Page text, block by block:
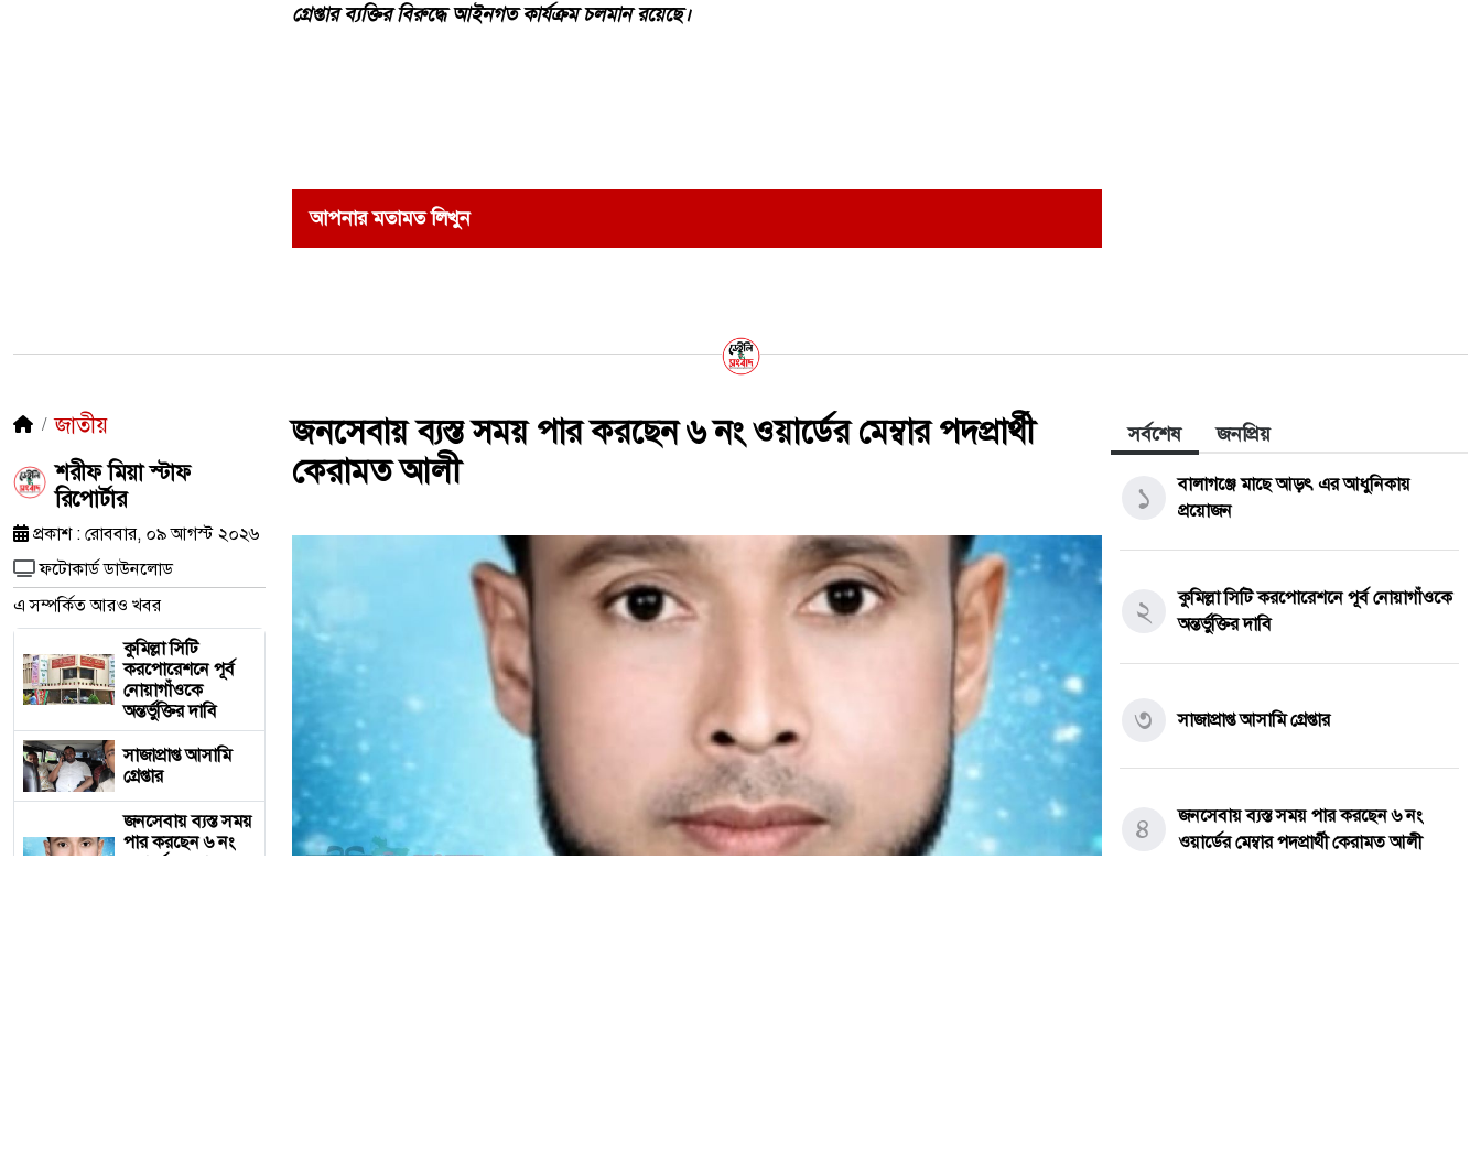
গ্রেপ্তার ব্যক্তির বিরুদ্ধে আইনগত কার্যক্রম চলমান রয়েছে।
আপনার মতামত লিখুন
জাতীয়
শরীফ মিয়া স্টাফ
রিপোর্টার
প্রকাশ : রোববার, ০৯ আগস্ট ২০২৬
ফটোকার্ড ডাউনলোড
এ সম্পর্কিত আরও খবর
কুমিল্লা সিটি
করপোরেশনে পূর্ব
নোয়াগাঁওকে
অন্তর্ভুক্তির দাবি
সাজাপ্রাপ্ত আসামি
গ্রেপ্তার
জনসেবায় ব্যস্ত সময়
পার করছেন ৬ নং
ওয়ার্ডের মেম্বার
জনসেবায় ব্যস্ত সময় পার করছেন ৬ নং ওয়ার্ডের মেম্বার পদপ্রার্থী
কেরামত আলী
সর্বশেষ জনপ্রিয়
১
বালাগঞ্জে মাছে আড়ৎ এর আধুনিকায়
প্রয়োজন
২
কুমিল্লা সিটি করপোরেশনে পূর্ব নোয়াগাঁওকে
অন্তর্ভুক্তির দাবি
৩ সাজাপ্রাপ্ত আসামি গ্রেপ্তার
৪
জনসেবায় ব্যস্ত সময় পার করছেন ৬ নং
ওয়ার্ডের মেম্বার পদপ্রার্থী কেরামত আলী